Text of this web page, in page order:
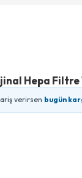
Hepa Filtre
verirsen bugün